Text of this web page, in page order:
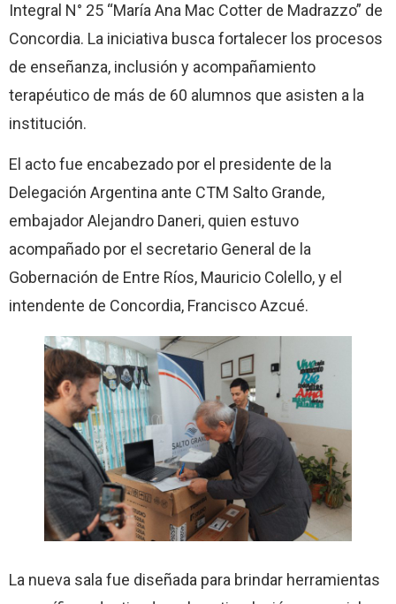
Integral N° 25 “María Ana Mac Cotter de Madrazzo” de
Concordia. La iniciativa busca fortalecer los procesos
de enseñanza, inclusión y acompañamiento
terapéutico de más de 60 alumnos que asisten a la
institución.
El acto fue encabezado por el presidente de la
Delegación Argentina ante CTM Salto Grande,
embajador Alejandro Daneri, quien estuvo
acompañado por el secretario General de la
Gobernación de Entre Ríos, Mauricio Colello, y el
intendente de Concordia, Francisco Azcué.
La nueva sala fue diseñada para brindar herramientas